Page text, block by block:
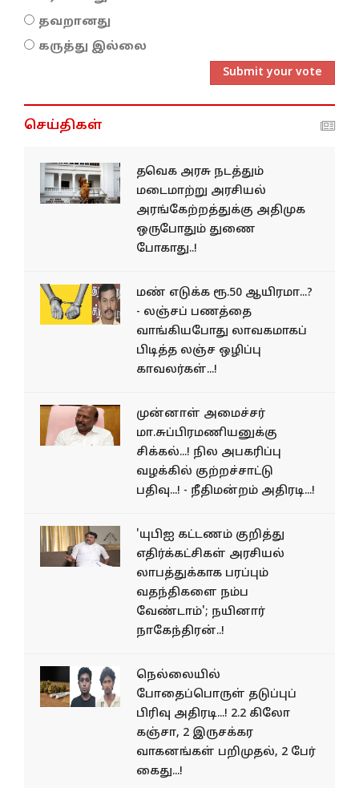
தவறானது
கருத்து இல்லை
Submit your vote
செய்திகள்
தவெக அரசு நடத்தும்
மடைமாற்று அரசியல்
அரங்கேற்றத்துக்கு அதிமுக
ஒருபோதும் துணை
போகாது..!
மண் எடுக்க ரூ.50 ஆயிரமா...?
- லஞ்சப் பணத்தை
வாங்கியபோது லாவகமாகப்
பிடித்த லஞ்ச ஒழிப்பு
காவலர்கள்...!
முன்னாள் அமைச்சர்
மா.சுப்பிரமணியனுக்கு
சிக்கல்...! நில அபகரிப்பு
வழக்கில் குற்றச்சாட்டு
பதிவு...! - நீதிமன்றம் அதிரடி...!
'யுபிஐ கட்டணம் குறித்து
எதிர்க்கட்சிகள் அரசியல்
லாபத்துக்காக பரப்பும்
வதந்திகளை நம்ப
வேண்டாம்'; நயினார்
நாகேந்திரன்..!
நெல்லையில்
போதைப்பொருள் தடுப்புப்
பிரிவு அதிரடி...! 2.2 கிலோ
கஞ்சா, 2 இருசக்கர
வாகனங்கள் பறிமுதல், 2 பேர்
கைது...!